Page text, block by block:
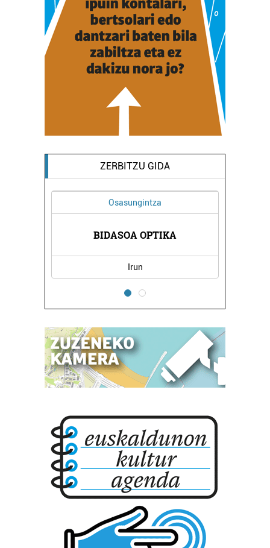
ZERBITZU GIDA
Osasungintza
BIDASOA OPTIKA
Irun